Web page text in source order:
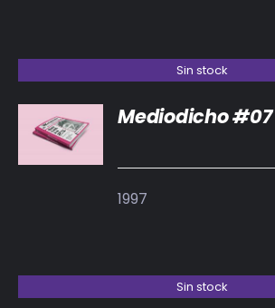
Sin stock
DETALLES
Mediodicho #07
1997
Sin stock